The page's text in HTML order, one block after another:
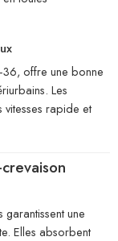
36, offre une bonne
Les
vitesses rapide et
une
Elles absorbent